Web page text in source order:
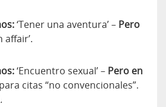
‘Tener una aventura’ – Pero
affair’.
‘Encuentro sexual’ – Pero en
citas “no convencionales”.